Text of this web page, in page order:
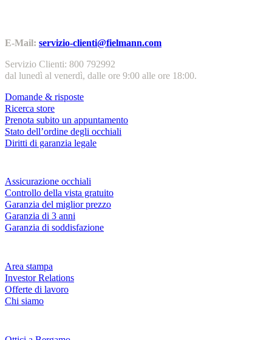
E-Mail: servizio-clienti@fielmann.com
Servizio Clienti: 800 792992
dal lunedì al venerdì, dalle ore 9:00 alle ore 18:00.
Domande & risposte
Ricerca store
Prenota subito un appuntamento
Stato dell’ordine degli occhiali
Diritti di garanzia legale
Assicurazione occhiali
Controllo della vista gratuito
Garanzia del miglior prezzo
Garanzia di 3 anni
Garanzia di soddisfazione
Area stampa
Investor Relations
Offerte di lavoro
Chi siamo